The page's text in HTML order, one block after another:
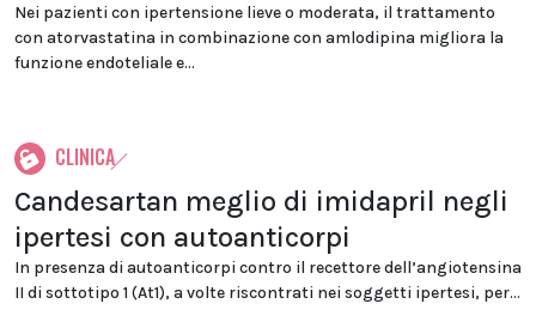
Nei pazienti con ipertensione lieve o moderata, il trattamento
con atorvastatina in combinazione con amlodipina migliora la
funzione endoteliale e...
CLINICA
Candesartan meglio di imidapril negli
ipertesi con autoanticorpi
In presenza di autoanticorpi contro il recettore dell’angiotensina
II di sottotipo 1 (At1), a volte riscontrati nei soggetti ipertesi, per...